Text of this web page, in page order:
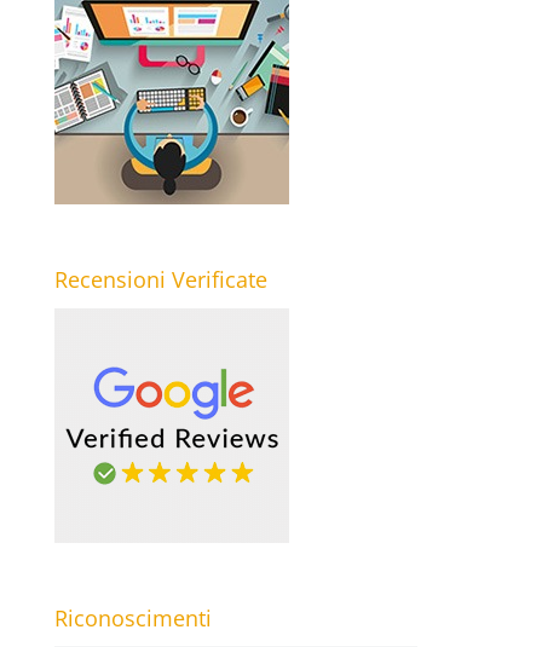
Recensioni Verificate
Riconoscimenti